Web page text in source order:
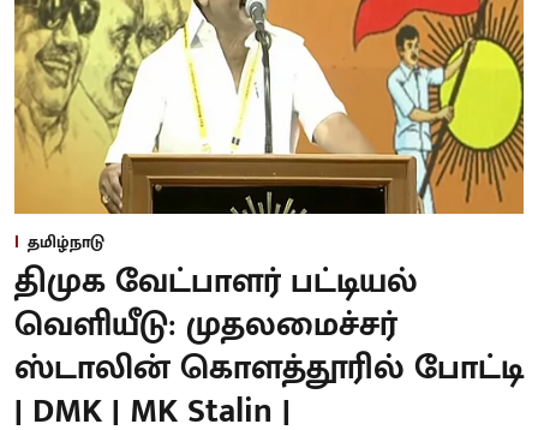
தமிழ்நாடு
திமுக வேட்பாளர் பட்டியல்
வெளியீடு: முதலமைச்சர்
ஸ்டாலின் கொளத்தூரில் போட்டி
| DMK | MK Stalin |